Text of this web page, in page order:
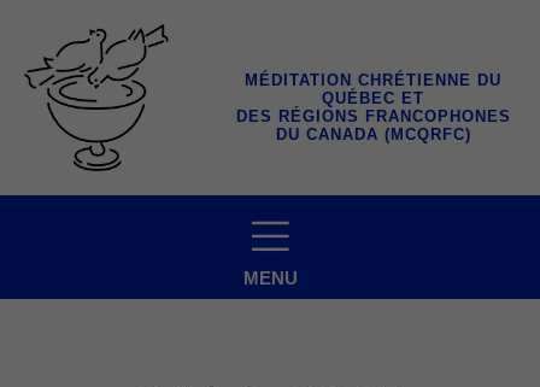
contenu
MÉDITATION CHRÉTIENNE DU
QUÉBEC ET
DES RÉGIONS FRANCOPHONES
DU CANADA (MCQRFC)
MENU